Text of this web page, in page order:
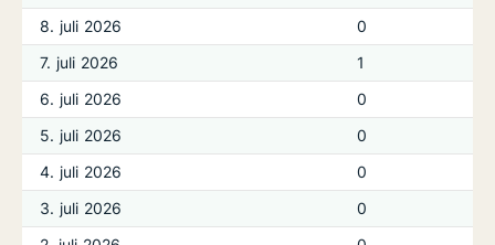
8. juli 2026
0
7. juli 2026
1
6. juli 2026
0
5. juli 2026
0
4. juli 2026
0
3. juli 2026
0